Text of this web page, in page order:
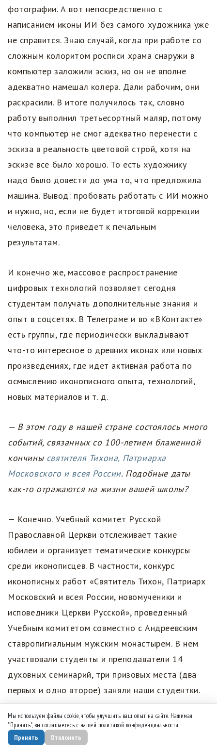
фотографии. А вот непосредственно с
написанием иконы ИИ без самого художника уже
не справится. Знаю случай, когда при работе со
сложным колоритом росписи храма снаружи в
компьютер заложили эскиз, но он не вполне
адекватно намешал колера. Дали рабочим, они
раскрасили. В итоге получилось так, словно
работу выполнил третьесортный маляр, потому
что компьютер не смог адекватно перенести с
эскиза в реальность цветовой строй, хотя на
эскизе все было хорошо. То есть художнику
надо было довести до ума то, что предложила
машина. Вывод: пробовать работать с ИИ можно
и нужно, но, если не будет итоговой коррекции
человека, это приведет к печальным
результатам.
И конечно же, массовое распространение
цифровых технологий позволяет сегодня
студентам получать дополнительные знания и
опыт в соцсетях. В Телеграме и во «ВКонтакте»
есть группы, где периодически выкладывают
что-то интересное о древних иконах или новых
произведениях, где идет активная работа по
осмыслению иконописного опыта, технологий,
новых материалов и т. д.
— В этом году в нашей стране состоялось много
событий, связанных со 100-летием блаженной
кончины святителя Тихона, Патриарха
Московского и всея России. Подобные даты
как-то отражаются на жизни вашей школы?
— Конечно. Учебный комитет Русской
Православной Церкви отслеживает такие
юбилеи и организует тематические конкурсы
среди иконописцев. В частности, конкурс
иконописных работ «Святитель Тихон, Патриарх
Московский и всея России, новомученики и
исповедники Церкви Русской», проведенный
Учебным комитетом совместно с Андреевским
ставропигиальным мужским монастырем. В нем
участвовали студенты и преподаватели 14
духовных семинарий, три призовых места (два
первых и одно второе) заняли наши студентки.
А по итогам Общецерковного конкурса
творческих работ «Лики святых заступников
Мы используем файлы cookie, чтобы улучшить ваш опыт на сайте. Нажимая
"Принять", вы соглашаетесь с нашей политикой конфиденциальности.
Принять Отклонить